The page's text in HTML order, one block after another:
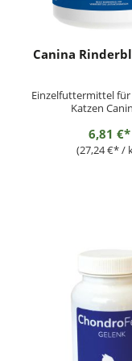
Canina
Einzelfuttermittel
Katzen
wertvoller Spender
Blutfarbstoffes
welcher als
6,81 €*
(27,24 €* /